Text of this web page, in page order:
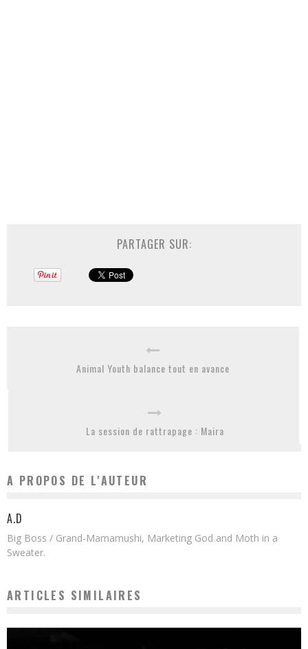
PARTAGER SUR:
Animal Youth balance tout en avance
La session de rattrapage : Maira
A PROPOS DE L'AUTEUR
A.D
Big Boss / Grand-Mamamushi, Marketing God and Moth in a
Sweater.
ARTICLES SIMILAIRES